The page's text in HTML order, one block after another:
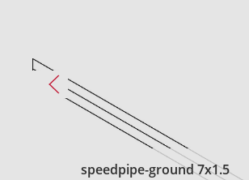
speedpipe-ground 7x1.5